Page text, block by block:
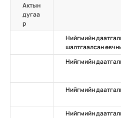
Актын
дугаа
р
Нийгмийн
шалтгаалсан
Нийгмийн
Нийгмийн
Нийгмийн